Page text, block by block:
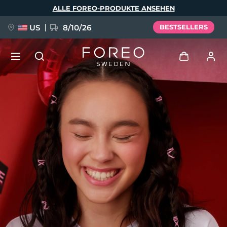
ALLE FOREO-PRODUKTE ANSEHEN
US 8/10/26 BESTSELLERS
Benutzerkonto
Meine Geräte
Meine Bestellungen
Meine Adressen
Meine Abonnements
FAQ™ Pure Beauty-Tech Elixir
BREAKING NEWS
issa™ Teeth Whitening Set
Sprache
English Deutsch
Español
Français
Italiano
Português
Polski
Svenska
Русский
Türkçe
简体中文 繁體中文